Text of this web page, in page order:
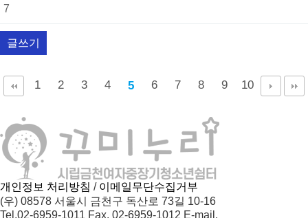
7
글쓰기
1 2 3 4 5 6 7 8 9 10
개인정보 처리방침 / 이메일무단수집거부
(우) 08578 서울시 금천구 독산로 73길 10-16
Tel.02-6959-1011 Fax. 02-6959-1012 E-mail.